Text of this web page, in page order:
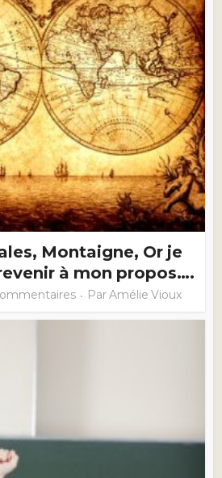
Montaigne, Or je
à mon propos….
ParAmélie Vioux